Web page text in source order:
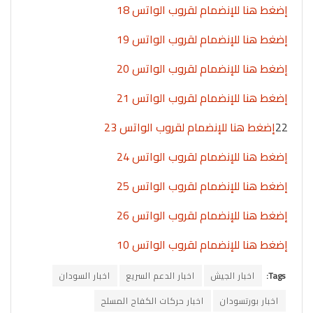
إضغط هنا للإنضمام لقروب الواتس 18
إضغط هنا للإنضمام لقروب الواتس 19
إضغط هنا للإنضمام لقروب الواتس 20
إضغط هنا للإنضمام لقروب الواتس 21
22إضغط هنا للإنضمام لقروب الواتس 23
إضغط هنا للإنضمام لقروب الواتس 24
إضغط هنا للإنضمام لقروب الواتس 25
إضغط هنا للإنضمام لقروب الواتس 26
إضغط هنا للإنضمام لقروب الواتس 10
Tags: اخبار الجيش اخبار الدعم السريع
اخبار السودان
اخبار بورتسودان
اخبار حركات الكفاح المسلح